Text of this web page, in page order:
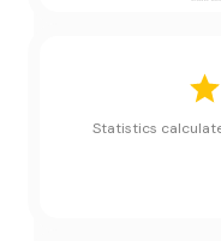
Statistics